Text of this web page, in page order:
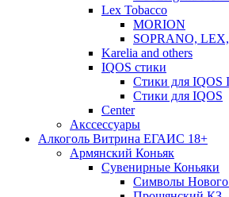
Lex Tobacco
MORION
SOPRANO,
Karelia and others
IQOS стики
Стики для IQOS
Стики для IQOS
Сenter
Акссессуары
Алкоголь Витрина ЕГАИС 18+
Армянский Коньяк
Сувенирные Коньяки
Символы Нового